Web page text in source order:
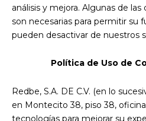
análisis y mejora. Algunas de
son necesarias para permitir su
pueden desactivar de nuestros
Política de Uso de
Redbe, S.A. DE C.V. (en lo
en Montecito 38, piso 38,
tecnologías para mejorar su